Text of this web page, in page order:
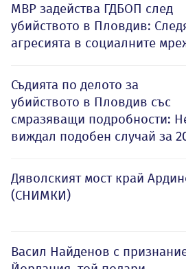
МВР задейства ГДБОП след
убийството в Пловдив:
агресията в социалните
Съдията по делото за
убийството в Пловдив със
смразяващи подробности:
виждал подобен случай за
Дяволският мост край
(СНИМКИ)
Васил Найденов с